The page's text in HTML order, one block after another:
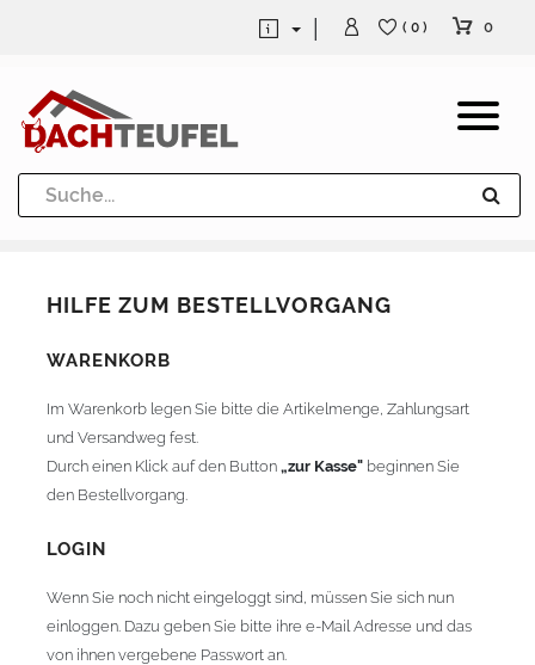
Dachrinne und Fallrohre
Werkzeuge und Löttechnik
Heuel Alu Dachtritte
Heuel Alu Schneefang
( 0 ) 0
HILFE ZUM BESTELLVORGANG
WARENKORB
Im Warenkorb legen Sie bitte die Artikelmenge, Zahlungsart
und Versandweg fest.
Durch einen Klick auf den Button „zur Kasse" beginnen Sie
den Bestellvorgang.
LOGIN
Wenn Sie noch nicht eingeloggt sind, müssen Sie sich nun
einloggen. Dazu geben Sie bitte ihre e-Mail Adresse und das
von ihnen vergebene Passwort an.